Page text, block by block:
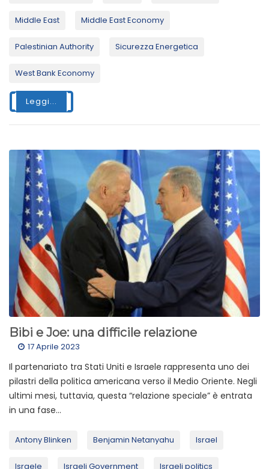
Middle East Middle East Economy
Palestinian Authority Sicurezza Energetica
West Bank Economy
Leggi...
Bibi e Joe: una difficile relazione
17 Aprile 2023
Il partenariato tra Stati Uniti e Israele rappresenta uno dei
pilastri della politica americana verso il Medio Oriente. Negli
ultimi mesi, tuttavia, questa “relazione speciale” è entrata
in una fase...
Antony Blinken Benjamin Netanyahu Israel
Israele Israeli Government Israeli politics